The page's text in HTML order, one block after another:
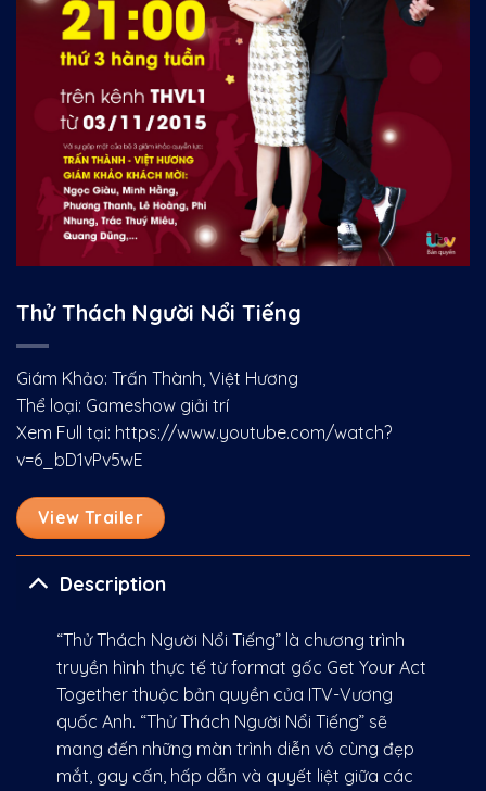
Thử Thách Người Nổi Tiếng
Giám Khảo: Trấn Thành, Việt Hương
Thể loại: Gameshow giải trí
Xem Full tại: https://www.youtube.com/watch?
v=6_bD1vPv5wE
View Trailer
Description
“Thử Thách Người Nổi Tiếng” là chương trình
truyền hình thực tế từ format gốc Get Your Act
Together thuộc bản quyền của ITV-Vương
quốc Anh. “Thử Thách Người Nổi Tiếng” sẽ
mang đến những màn trình diễn vô cùng đẹp
mắt, gay cấn, hấp dẫn và quyết liệt giữa các